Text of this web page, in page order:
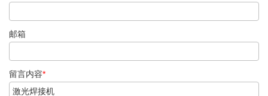
邮箱
留言内容*